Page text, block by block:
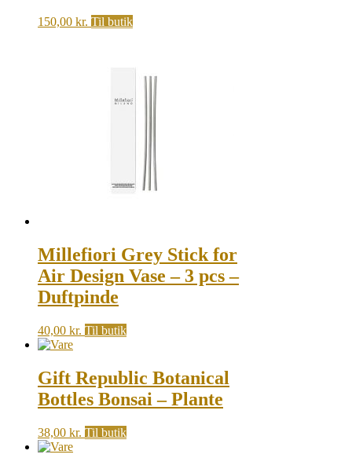
150,00 kr. Til butik
Millefiori Grey Stick for
Air Design Vase – 3 pcs –
Duftpinde
40,00 kr. Til butik
Gift Republic Botanical
Bottles Bonsai – Plante
38,00 kr. Til butik